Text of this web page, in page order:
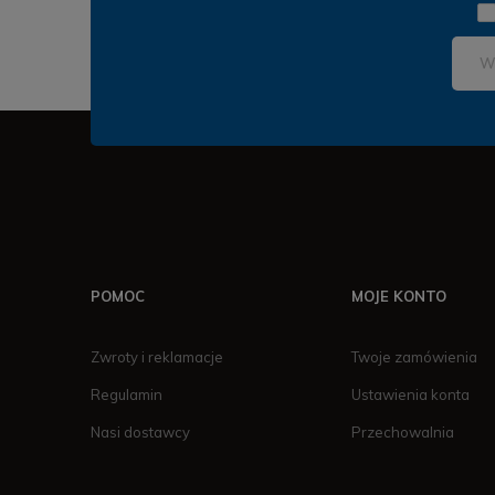
POMOC
Zwroty i reklamacje
Regulamin
Nasi dostawcy
MOJE KONTO
Twoje zamówienia
Ustawienia konta
Przechowalnia